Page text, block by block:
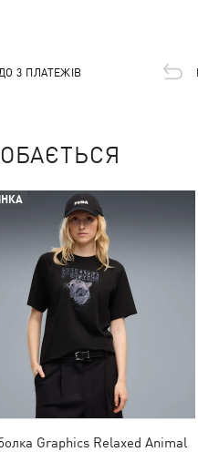
3 ПЛАТЕЖІВ
Graphics Relaxed Animal